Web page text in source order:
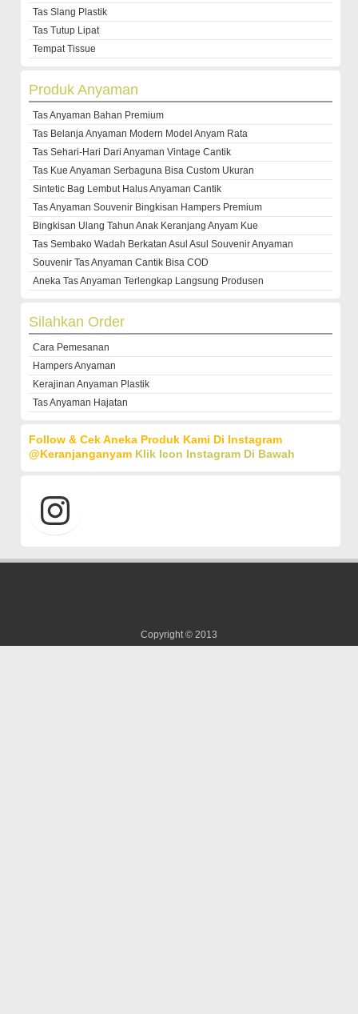
Tas Slang Plastik
Tas Tutup Lipat
Tempat Tissue
Produk Anyaman
Tas Anyaman Bahan Premium
Tas Belanja Anyaman Modern Model Anyam Rata
Tas Sehari-Hari Dari Anyaman Vintage Cantik
Tas Kue Anyaman Serbaguna Bisa Custom Ukuran
Sintetic Bag Lembut Halus Anyaman Cantik
Tas Anyaman Souvenir Bingkisan Hampers Premium
Bingkisan Ulang Tahun Anak Keranjang Anyam Kue
Tas Sembako Wadah Berkatan Asul Asul Souvenir Anyaman
Souvenir Tas Anyaman Cantik Bisa COD
Aneka Tas Anyaman Terlengkap Langsung Produsen
Silahkan Order
Cara Pemesanan
Hampers Anyaman
Kerajinan Anyaman Plastik
Tas Anyaman Hajatan
Follow & Cek Aneka Produk Kami Di Instagram
@keranjanganyam Klik Icon Instagram Di Bawah
Copyright © 2013